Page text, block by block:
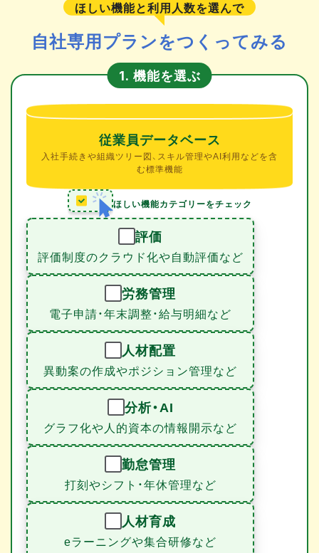
ほしい機能と利用人数を選んで
自社専用プランをつくってみる
1. 機能を選ぶ
従業員データベース
入社手続きや組織ツリー図、スキル管理やAI利用などを含
む標準機能
ほしい機能カテゴリーをチェック
評価
評価制度のクラウド化や自動評価など
労務管理
電子申請・年末調整・給与明細など
人材配置
異動案の作成やポジション管理など
分析・AI
グラフ化や人的資本の情報開示など
勤怠管理
打刻やシフト・年休管理など
人材育成
eラーニングや集合研修など